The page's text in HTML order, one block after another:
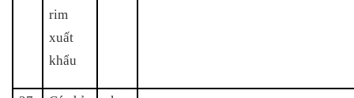
rim
xuất
khẩu